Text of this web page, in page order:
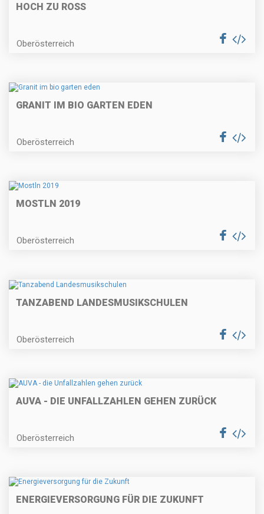
HOCH ZU ROSS
Oberösterreich
GRANIT IM BIO GARTEN EDEN
Oberösterreich
MOSTLN 2019
Oberösterreich
TANZABEND LANDESMUSIKSCHULEN
Oberösterreich
AUVA - DIE UNFALLZAHLEN GEHEN ZURÜCK
Oberösterreich
ENERGIEVERSORGUNG FÜR DIE ZUKUNFT